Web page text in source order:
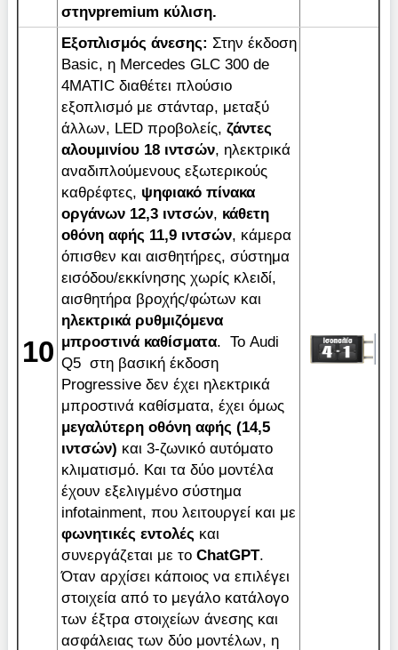
στηνpremium κύλιση.
10
Εξοπλισμός άνεσης: Στην έκδοση
Basic, η Mercedes GLC 300 de
4MATIC διαθέτει πλούσιο
εξοπλισμό με στάνταρ, μεταξύ
άλλων, LED προβολείς, ζάντες
αλουμινίου 18 ιντσών, ηλεκτρικά
αναδιπλούμενους εξωτερικούς
καθρέφτες, ψηφιακό πίνακα
οργάνων 12,3 ιντσών, κάθετη
οθόνη αφής 11,9 ιντσών, κάμερα
όπισθεν και αισθητήρες, σύστημα
εισόδου/εκκίνησης χωρίς κλειδί,
αισθητήρα βροχής/φώτων και
ηλεκτρικά ρυθμιζόμενα
μπροστινά καθίσματα. Το Audi
Q5 στη βασική έκδοση
Progressive δεν έχει ηλεκτρικά
μπροστινά καθίσματα, έχει όμως
μεγαλύτερη οθόνη αφής (14,5
ιντσών) και 3-ζωνικό αυτόματο
κλιματισμό. Και τα δύο μοντέλα
έχουν εξελιγμένο σύστημα
infotainment, που λειτουργεί και με
φωνητικές εντολές και
συνεργάζεται με το ChatGPT.
Όταν αρχίσει κάποιος να επιλέγει
στοιχεία από το μεγάλο κατάλογο
των έξτρα στοιχείων άνεσης και
ασφάλειας των δύο μοντέλων, η